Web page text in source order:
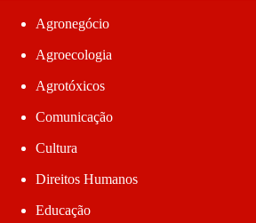
Agronegócio
Agroecologia
Agrotóxicos
Comunicação
Cultura
Direitos Humanos
Educação